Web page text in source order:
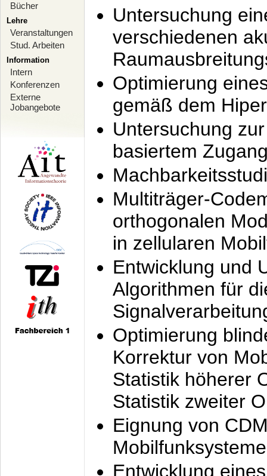
Bücher
Lehre
Veranstaltungen
Stud. Arbeiten
Information
Intern
Konferenzen
Externe
Jobangebote
Untersuchung
verschiedenen
Optimierung
gemäß dem
Untersuchung
basiertem
Multiträger-
orthogonalen
in zellularen
Entwicklung und
Algorithmen für
Optimierung
Korrektur von
Statistik höherer
Statistik zweiter
Eignung von
Mobilfunksysteme
Entwicklung